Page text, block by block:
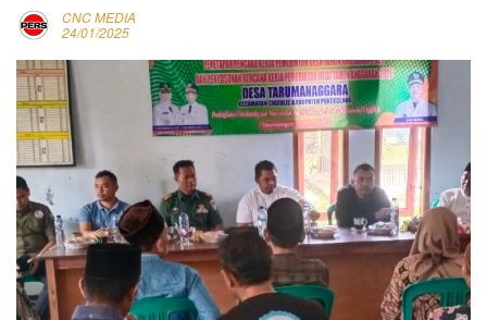
CNC MEDIA
24/01/2025